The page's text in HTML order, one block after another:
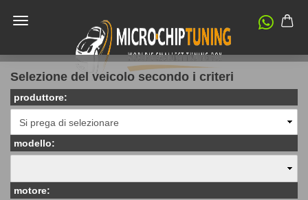
Selezione del veicolo secondo i criteri
produttore:
modello:
motore: